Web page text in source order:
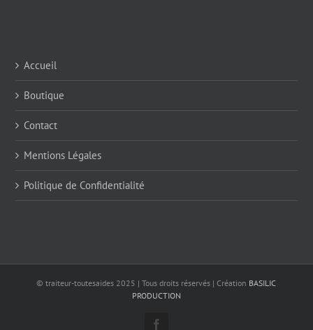
Accueil
Boutique
Contact
Mentions Légales
Politique de Confidentialité
© traiteur-toutesaides 2025 | Tous droits réservés | Création BASILIC
PRODUCTION